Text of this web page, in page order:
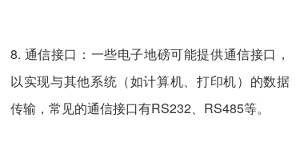
8. 通信接口：一些电子地磅可能提供通信接口，
以实现与其他系统（如计算机、打印机）的数据
传输，常见的通信接口有RS232、RS485等。